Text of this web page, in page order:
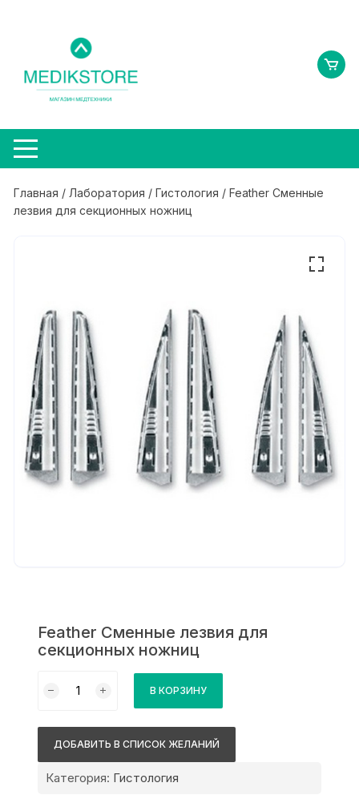
содержимому
Главная / Лаборатория /Гистология / Feather Сменные
лезвия для секционных ножниц
Feather Сменные лезвия для
секционных ножниц
товара
для
В КОРЗИНУ
ДОБАВИТЬ В СПИСОК ЖЕЛАНИЙ
Категория: Гистология